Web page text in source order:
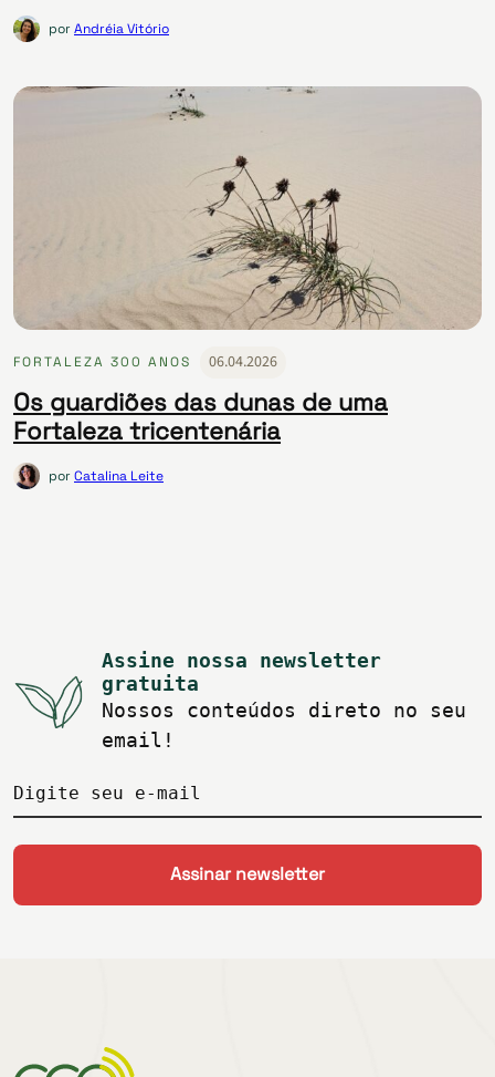
porAndréia Vitório
FORTALEZA 300 ANOS 06.04.2026
Os guardiões das dunas de uma
Fortaleza tricentenária
porCatalina Leite
Assine nossa newsletter
gratuita
Nossos conteúdos direto no seu
email!
Digite seu e-mail